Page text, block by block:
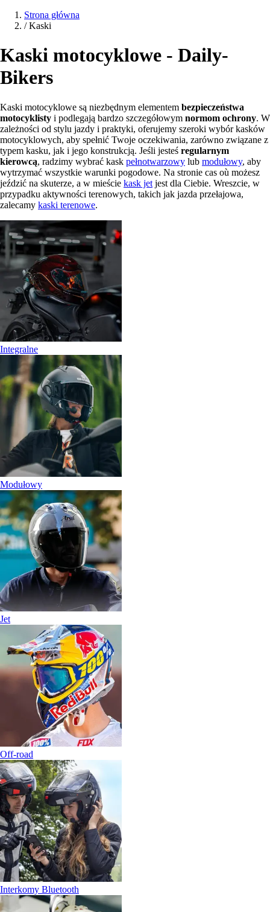
Strona główna
/ Kaski
Kaski motocyklowe - Daily-
Bikers
Kaski motocyklowe są niezbędnym elementem bezpieczeństwa
motocyklisty i podlegają bardzo szczegółowym normom ochrony. W
zależności od stylu jazdy i praktyki, oferujemy szeroki wybór kasków
motocyklowych, aby spełnić Twoje oczekiwania, zarówno związane z
typem kasku, jak i jego konstrukcją. Jeśli jesteś regularnym
kierowcą, radzimy wybrać kask pełnotwarzowy lub modułowy, aby
wytrzymać wszystkie warunki pogodowe. Na stronie cas où możesz
jeździć na skuterze, a w mieście kask jet jest dla Ciebie. Wreszcie, w
przypadku aktywności terenowych, takich jak jazda przełajowa,
zalecamy kaski terenowe.
Integralne
Modułowy
Jet
Off-road
Interkomy Bluetooth